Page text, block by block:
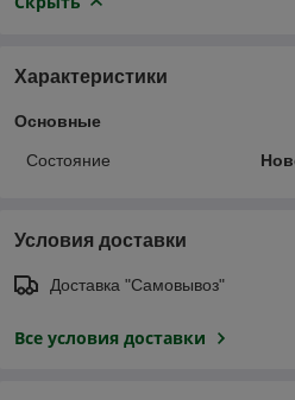
Характеристики
Основные
Состояние
Условия доставки
Доставка "Самовывоз"
Все условия доставки